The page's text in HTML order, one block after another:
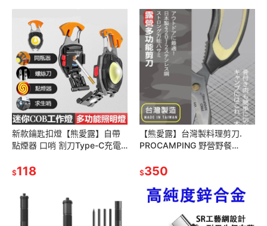
新款鑰匙扣燈【熊愛露】自帶
點煙器 口哨 割刀Type-C充電.
強磁吸附COB工作燈
$118
【熊愛露】台灣製料理剪刀.
PROCAMPING 野營野餐
理剪刀 日本不鏽鋼
$350